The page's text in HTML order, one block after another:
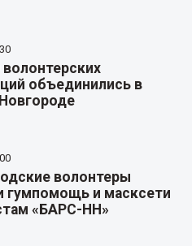
объединились в
волонтеры
гумпомощь и масксети
«БАРС-НН»